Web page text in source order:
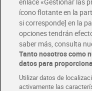
Folletos y Tiendas
Descubre las mejores
Tarjeta MaX Dia
Te devuelve hasta 8€/
¡Solicita tu tarjeta de
ícono flotante en la
si corresponde] en la
opciones tendrán
saber más, consulta
Tanto nosotros como
datos para
Utilizar datos de
activamente las